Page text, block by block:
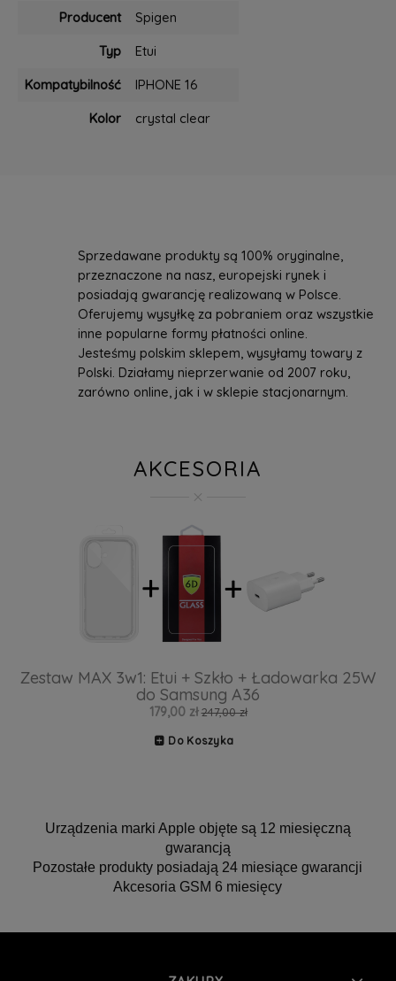
Producent
Spigen
Typ
Etui
Kompatybilność
IPHONE 16
Kolor
crystal clear
Sprzedawane produkty są 100% oryginalne,
przeznaczone na nasz, europejski rynek i
posiadają gwarancję realizowaną w Polsce.
Oferujemy wysyłkę za pobraniem oraz wszystkie
inne popularne formy płatności online.
Jesteśmy polskim sklepem, wysyłamy towary z
Polski. Działamy nieprzerwanie od 2007 roku,
zarówno online, jak i w sklepie stacjonarnym.
AKCESORIA
Zestaw MAX 3w1: Etui + Szkło + Ładowarka 25W
do Samsung A36
179,00 zł 247,00 zł
Do Koszyka
Urządzenia marki Apple objęte są 12 miesięczną
gwarancją
Pozostałe produkty posiadają 24 miesiące gwarancji
Akcesoria GSM 6 miesięcy